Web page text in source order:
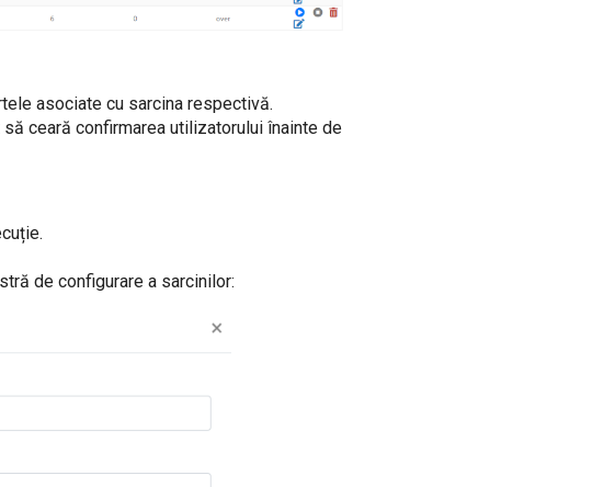
asociate cu sarcina respectivă.
ceară confirmarea utilizatorului înainte de
de configurare a sarcinilor: